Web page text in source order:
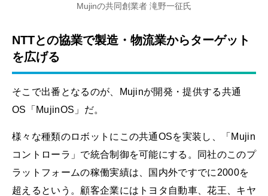
Mujinの共同創業者 滝野一征氏
NTTとの協業で製造・物流業からターゲット
を広げる
そこで出番となるのが、Mujinが開発・提供する共通
OS「MujinOS」だ。
様々な種類のロボットにこの共通OSを実装し、「Mujin
コントローラ」で統合制御を可能にする。同社のこのプ
ラットフォームの稼働実績は、国内外ですでに2000を
超えるという。顧客企業にはトヨタ自動車、花王、キヤ